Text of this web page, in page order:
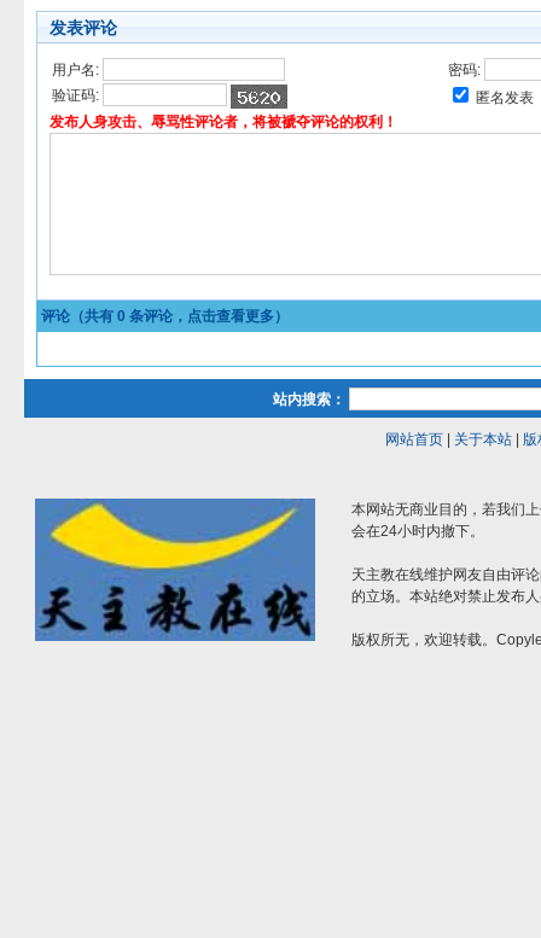
发表评论
用户名:
密码:
验证码:
匿名发表
发布人身攻击、辱骂性评论者，将被褫夺评论的权利！
评论（共有 0 条评论，点击查看更多）
站内搜索：
网站首页| 关于本站| 版
本网站无商业目的，若我们
会在24小时内撤下。
天主教在线维护网友自由评
的立场。本站绝对禁止发布
版权所无，欢迎转载。